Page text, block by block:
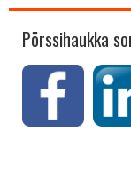
Pörssihaukka